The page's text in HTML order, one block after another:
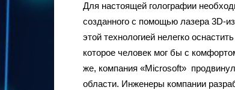
Для настоящей голографии
созданного с помощью лазера 3D-
этой технологией нелегко
которое человек мог бы с
же, компания «Microsoft»
области. Инженеры компании